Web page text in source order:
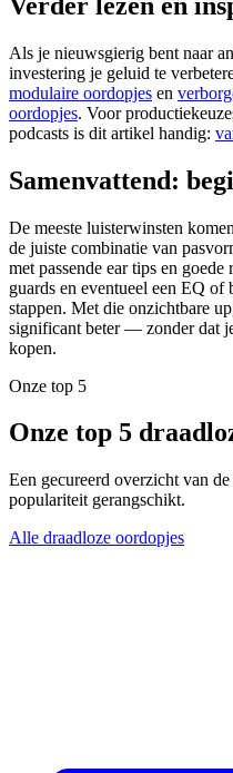
Als je nieuwsgierig bent naar
investering je geluid te
modulaire oordopjes en
oordopjes. Voor
podcasts is dit artikel handig:
Samenvattend:
De meeste luisterwinsten
de juiste combinatie van
met passende ear tips en
guards en eventueel een EQ
stappen. Met die onzichtbare
significant beter — zonder dat
kopen.
Onze top 5
Onze top 5
Een gecureerd overzicht van
populariteit gerangschikt.
Alle draadloze oordopjes